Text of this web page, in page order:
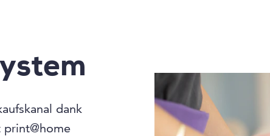
dank